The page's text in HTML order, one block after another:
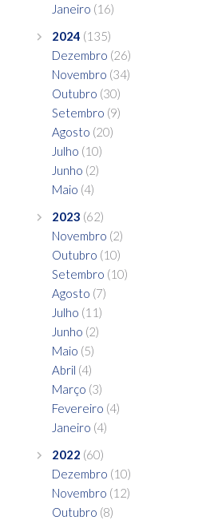
Janeiro (16)
2024 (135)
Dezembro (26)
Novembro (34)
Outubro (30)
Setembro (9)
Agosto (20)
Julho (10)
Junho (2)
Maio (4)
2023 (62)
Novembro (2)
Outubro (10)
Setembro (10)
Agosto (7)
Julho (11)
Junho (2)
Maio (5)
Abril (4)
Março (3)
Fevereiro (4)
Janeiro (4)
2022 (60)
Dezembro (10)
Novembro (12)
Outubro (8)